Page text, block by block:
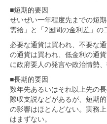
■短期的要因
せいぜい一年程度先までの短
需給」と「2国間の金利差」の
必要な通貨は買われ、不要な
の通貨は買われ、低金利の通
に政府要人の発言や政治情勢
■長期的要因
数年先あるいはそれ以上先の
際収支説などがあるが、短期
の影響はほとんどない。実務
はまずない。